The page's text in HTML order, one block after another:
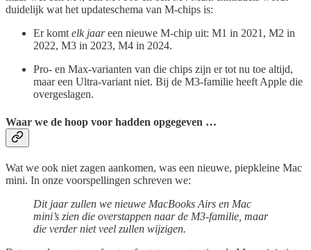
duidelijk wat het updateschema van M-chips is:
Er komtelk jaareen nieuwe M-chip uit: M1 in 2021, M2 in
2022, M3 in 2023, M4 in 2024.
Pro- en Max-varianten van die chips zijn er tot nu toe altijd,
maar een Ultra-variant niet. Bij de M3-familie heeft Apple die
overgeslagen.
Waar we de hoop voor hadden opgegeven …
Wat we ook niet zagen aankomen, was een nieuwe, piepkleine Mac
mini. In onze voorspellingen schreven we:
Dit jaar zullen we nieuwe MacBooks Airs en Mac
mini’s zien die overstappen naar de M3-familie, maar
die verder niet veel zullen wijzigen.